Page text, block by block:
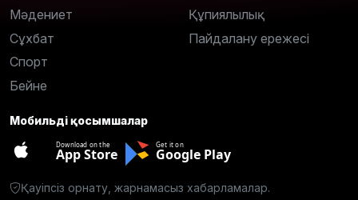
Мәдениет
Сұхбат
Спорт
Бейне
Құпиялылық
Пайдалану ережесі
Мобильді қосымшалар
Download on the
App Store
Get it on
Google Play
Қауіпсіз орнату, жарнамасыз хабарламалар.